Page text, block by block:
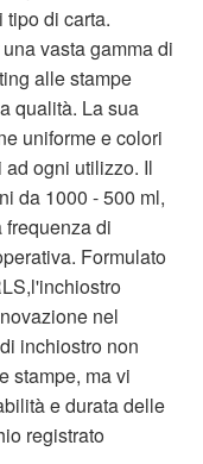
di carta.
vasta gamma di
alle stampe
qualità. La sua
uniforme e colori
ogni utilizzo. Il
da 1000 - 500 ml,
di
Formulato
nel
inchiostro non
stampe, ma vi
e durata delle
registrato